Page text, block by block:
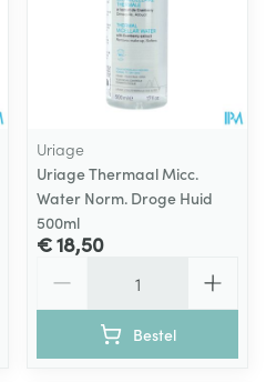
Uriage
Uriage Thermaal Micc.
Water Norm. Droge Huid
500ml
€ 18,50
Bestel